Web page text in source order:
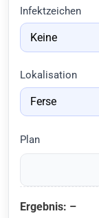
Infektzeichen
Lokalisation
Plan
Ergebnis: –